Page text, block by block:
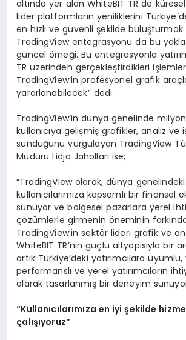
altında yer alan WhiteBIT TR de
lider platformların yeniliklerini
en hızlı ve güvenli şekilde buluşturmak
TradingView entegrasyonu da bu
güncel örneği. Bu entegrasyonla
TR üzerinden gerçekleştirdikleri
TradingView’in profesyonel grafik
yararlanabilecek” dedi.
TradingView’in dünya genelinde
kullanıcıya gelişmiş grafikler, analiz ve
sunduğunu vurgulayan TradingView
Müdürü Lidja Jahollari ise;
“TradingView olarak, dünya genelindeki
kullanıcılarımıza kapsamlı bir finansal
sunuyor ve bölgesel pazarlara yerel
çözümlerle girmenin öneminin
TradingView’in sektör lideri grafik ve
WhiteBIT TR’nin güçlü altyapısıyla bir
artık Türkiye’deki yatırımcılara
performanslı ve yerel yatırımcıların
olarak tasarlanmış bir deneyim
“Kullanıcılarımıza en iyi şekilde
çalışıyoruz”